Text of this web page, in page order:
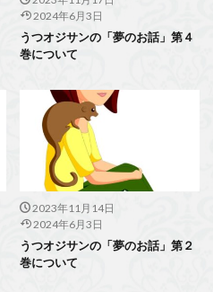
2024年6月3日
うつオジサンの「夢のお話」第４
巻について
2023年11月14日
2024年6月3日
うつオジサンの「夢のお話」第２
巻について